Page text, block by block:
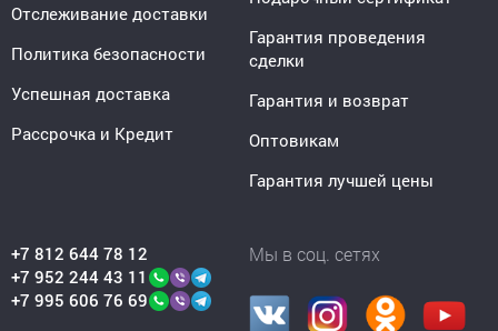
Отслеживание доставки
Политика безопасности
Успешная доставка
Рассрочка и Кредит
Гарантия проведения
сделки
Гарантия и возврат
Оптовикам
Гарантия лучшей цены
+7 812 644 78 12
+7 952 244 43 11
+7 995 606 76 69
Мы в соц. сетях